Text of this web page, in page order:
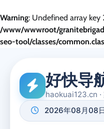
Warning: Undefined array key
/www/wwwroot/
seo-tool/classes/